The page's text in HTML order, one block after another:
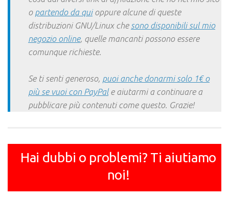
o partendo da quioppure alcune di queste
distribuzioni GNU/Linux che sono disponibili sul mio
negozio online, quelle mancanti possono essere
comunque richieste.
Se ti senti generoso, puoi anche donarmi solo 1€ o
più se vuoi con PayPale aiutarmi a continuare a
pubblicare più contenuti come questo. Grazie!
Hai dubbi o problemi? Ti aiutiamo
noi!